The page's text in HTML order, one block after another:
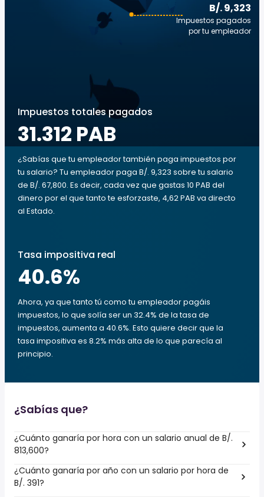
B/. 9,323
Impuestos pagados
por tu empleador
Impuestos totales pagados
31.312 PAB
¿Sabías que tu empleador también paga impuestos por
tu salario? Tu empleador paga B/. 9,323 sobre tu salario
de B/. 67,800. Es decir, cada vez que gastas 10 PAB del
dinero por el que tanto te esforzaste, 4,62 PAB va directo
al Estado.
Tasa impositiva real
40.6%
Ahora, ya que tanto tú como tu empleador pagáis
impuestos, lo que solía ser un 32.4% de la tasa de
impuestos, aumenta a 40.6%. Esto quiere decir que la
tasa impositiva es 8.2% más alta de lo que parecía al
principio.
¿Sabías que?
¿Cuánto ganaría por hora con un salario anual de B/.
813,600?
¿Cuánto ganaría por año con un salario por hora de
B/. 391?